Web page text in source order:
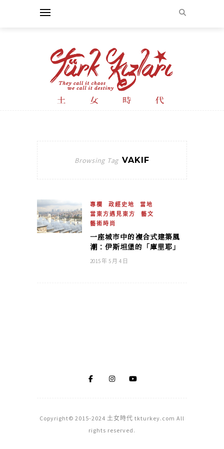
Browsing Tag VAKIF
專欄 政經史地
當地
當東方遇見東方
藝文
藝術時尚
一座城市中的複合式建築風
潮：伊斯坦堡的「庫里耶」
2015 年 5 月 4 日
Copyright© 2015-2024 土女時代 tkturkey.com All
rights reserved.